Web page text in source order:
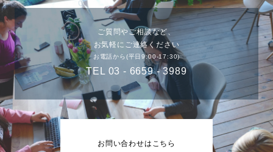
ご質問やご相談など、
お気軽にご連絡ください
お電話から(平日9:00-17:30)
TEL 03 - 6659 - 3989
お問い合わせはこちら